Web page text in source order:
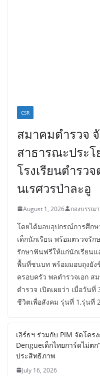
CSR
สมาคมตำรวจ
สาธารณะประ
โรงเรียนตำรว
นเรศวรป่าละอู
August 1, 2026 กองบรรณ
โดยได้มอบอุปกรณ์การศึก
เด็กนักเรียน พร้อมตรวจรั
รักษาฟันฟรีให้แก่นักเรียน
พื้นที่ชนบท พร้อมมอบถุงยัง
ครอบครัว พลตำรวจเอก ส
ตำรวจ เปิดเผยว่า เมื่อวัน
ชีวิตเพื่อสังคม รุ่นที่ 1,รุ่นที่
เอิร์ธฯ ร่วมกับ PIM จัดโคร
Dengueเด็กไทยการ์ดไม่ต
ประสิทธิภาพ
July 16, 2026